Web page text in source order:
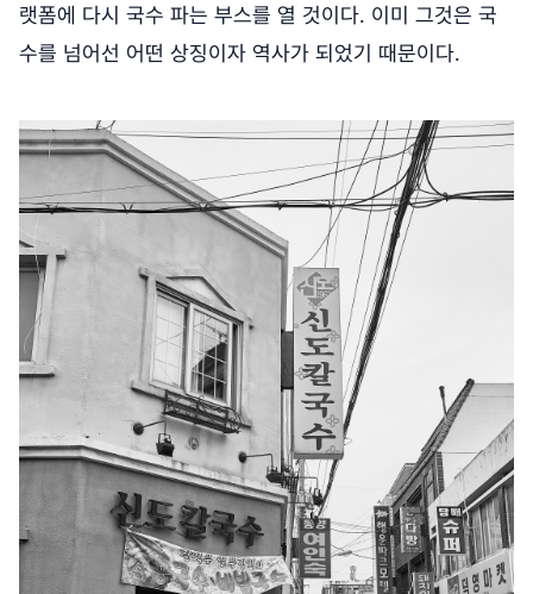
랫폼에 다시 국수 파는 부스를 열 것이다. 이미 그것은 국
수를 넘어선 어떤 상징이자 역사가 되었기 때문이다.